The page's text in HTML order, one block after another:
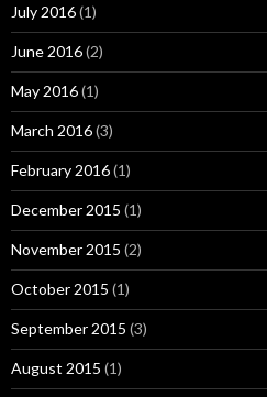
July 2016(1)
June 2016(2)
May 2016(1)
March 2016(3)
February 2016(1)
December 2015 (1)
November 2015 (2)
October 2015 (1)
September 2015 (3)
August 2015 (1)